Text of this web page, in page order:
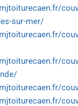
sur-mer/